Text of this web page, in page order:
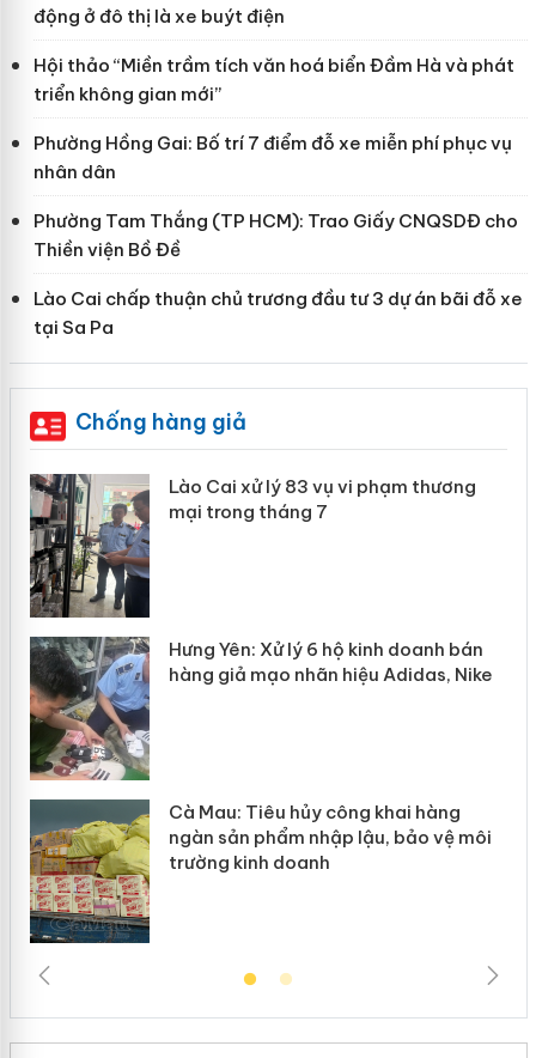
động ở đô thị là xe buýt điện
Hội thảo “Miền trầm tích văn hoá biển Đầm Hà và phát
triển không gian mới”
Phường Hồng Gai: Bố trí 7 điểm đỗ xe miễn phí phục vụ
nhân dân
Phường Tam Thắng (TP HCM): Trao Giấy CNQSDĐ cho
Thiền viện Bồ Đề
Lào Cai chấp thuận chủ trương đầu tư 3 dự án bãi đỗ xe
tại Sa Pa
Chống hàng giả
Lào Cai xử lý 83 vụ vi phạm thương
mại trong tháng 7
Hưng Yên: Xử lý 6 hộ kinh doanh bán
hàng giả mạo nhãn hiệu Adidas, Nike
Cà Mau: Tiêu hủy công khai hàng
ngàn sản phẩm nhập lậu, bảo vệ môi
trường kinh doanh